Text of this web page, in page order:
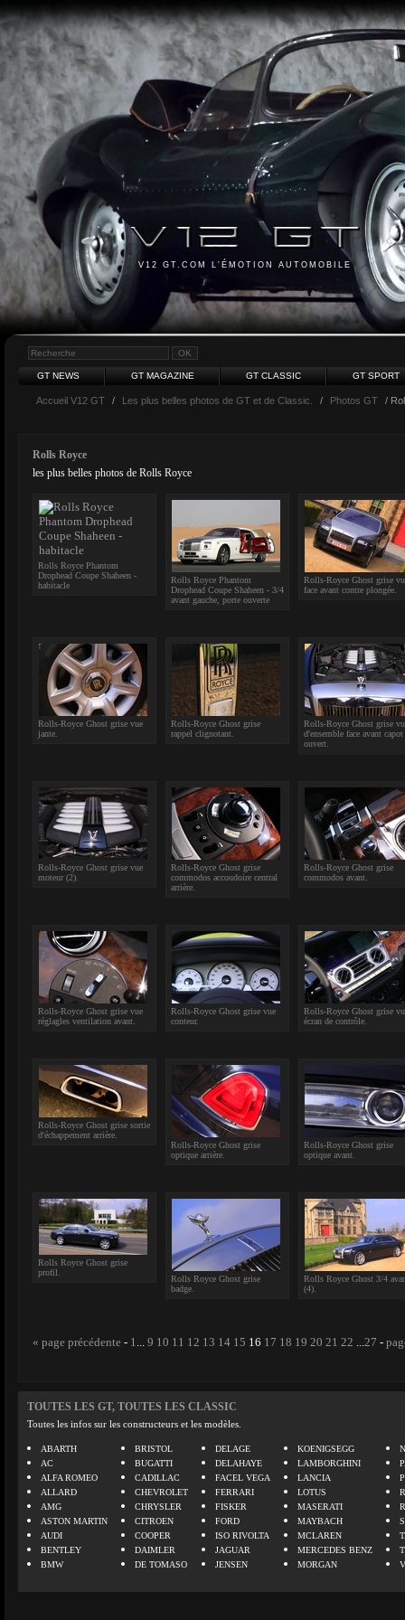
V12 GT.COM L'ÉMOTION AUTOMOBILE
GT NEWS GT MAGAZINE GT CLASSIC GT SPORT
Accueil V12 GT / Les plus belles photos de GT et de Classic. / Photos GT /
Rolls Royce
les plus belles photos de Rolls Royce
Rolls Royce Phantom
Drophead Coupe Shaheen -
habitacle
Rolls Royce Phantom
Drophead Coupe Shaheen - 3/4
avant gauche, porte ouverte
Rolls-Royce Ghost grise
face avant contre plongée.
Rolls-Royce Ghost grise vue
jante.
Rolls-Royce Ghost grise
rappel clignotant.
Rolls-Royce Ghost grise
d'ensemble face avant capot
ouvert.
Rolls-Royce Ghost grise vue
moteur (2).
Rolls-Royce Ghost grise
commodos accoudoire central
arrière.
Rolls-Royce Ghost grise
commodos avant.
Rolls-Royce Ghost grise vue
réglagles ventilation avant.
Rolls-Royce Ghost grise vue
conteur.
Rolls-Royce Ghost grise
écran de contrôle.
Rolls-Royce Ghost grise sortie
d'échappement arrière.
Rolls-Royce Ghost grise
optique arrière.
Rolls-Royce Ghost grise
optique avant.
Rolls Royce Ghost grise
profil.
Rolls Royce Ghost grise
badge.
Rolls Royce Ghost 3/4
(4).
« page précédente - 1... 9 10 11 12 13 14 15 16 17 18 19 20 21 22 ...27 -
TOUTES LES GT, TOUTES LES CLASSIC
Toutes les infos sur les constructeurs et les modèles.
ABARTH
AC
ALFA ROMEO
ALLARD
AMG
ASTON MARTIN
AUDI
BENTLEY
BMW
BRISTOL
BUGATTI
CADILLAC
CHEVROLET
CHRYSLER
CITROEN
COOPER
DAIMLER
DE TOMASO
DELAGE
DELAHAYE
FACEL VEGA
FERRARI
FISKER
FORD
ISO RIVOLTA
JAGUAR
JENSEN
KOENIGSEGG
LAMBORGHINI
LANCIA
LOTUS
MASERATI
MAYBACH
MCLAREN
MERCEDES BENZ
MORGAN